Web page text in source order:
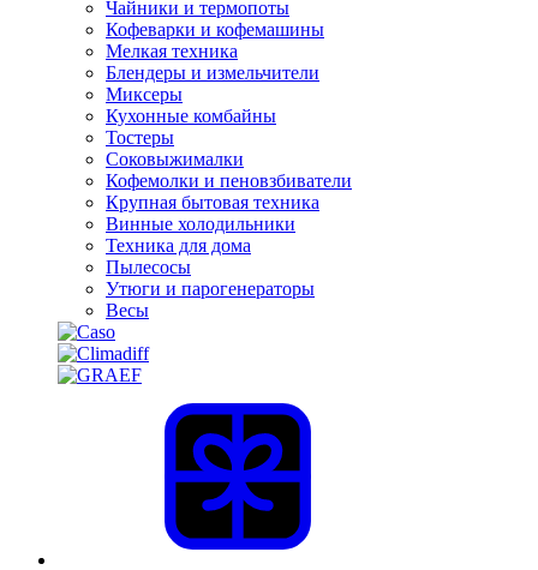
Чайники и термопоты
Кофеварки и кофемашины
Мелкая техника
Блендеры и измельчители
Миксеры
Кухонные комбайны
Тостеры
Соковыжималки
Кофемолки и пеновзбиватели
Крупная бытовая техника
Винные холодильники
Техника для дома
Пылесосы
Утюги и парогенераторы
Весы